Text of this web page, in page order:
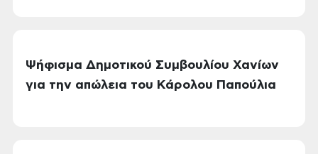
Ψήφισμα Δημοτικού Συμβουλίου Χανίων
για την απώλεια του Κάρολου Παπούλια